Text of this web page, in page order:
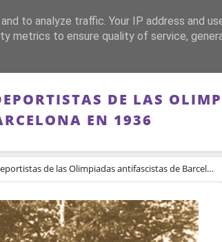
GUERRA DE ESPAÑA MEMORIA
DE LAS
EN 1936
de las Olimpiadas antifascistas de Barcelona en 1936
to analyze traffic. Your IP address and
metrics to ensure quality of service,